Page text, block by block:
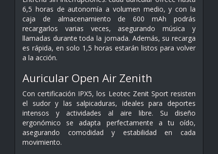
6,5 horas de autonomía a volumen medio, y con la
caja de almacenamiento de 600 mAh podrás
recargarlos varias veces, asegurando música y
llamadas durante toda la jornada. Además, su recarga
es rápida, en solo 1,5 horas estarán listos para volver
a la acción.
Auricular Open Air Zenith
Con certificación IPX5, los Leotec Zenit Sport resisten
el sudor y las salpicaduras, ideales para deportes
intensos y actividades al aire libre. Su diseño
ergonómico se adapta perfectamente a tu oído,
asegurando comodidad y estabilidad en cada
movimiento.